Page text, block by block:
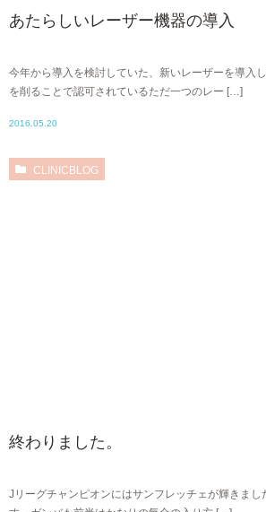
あたらしいレーザー機器の導入
今年から導入を検討していた、新いレーザーを導入
を削ることで認可されているただ一つのレー […]
2016.05.20
CLINICBLOG
終わりました。
Jリーグチャンピオンにはサンフレッチェが輝きまし